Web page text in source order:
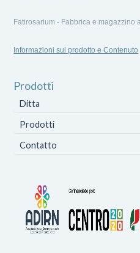
Fatirosarium - Fabbrica e magazzino
Informazioni sul prodotto e Contenuto
Prodotti
Ditta
Prodotti
Contatto